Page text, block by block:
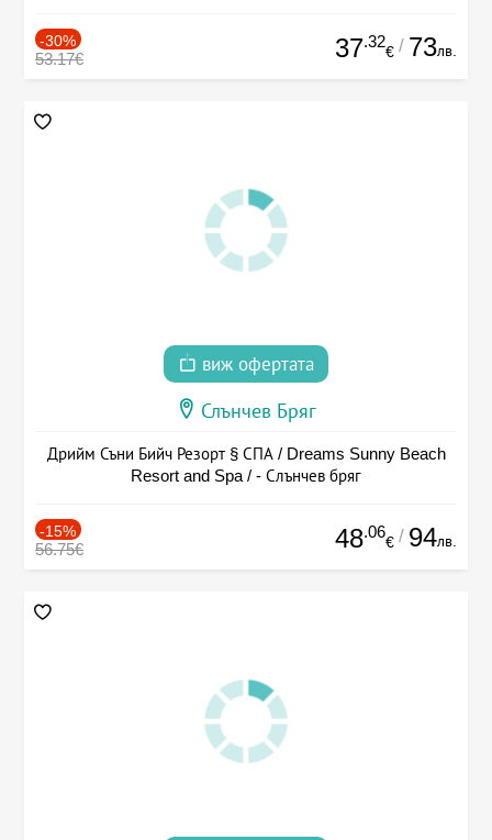
-30%
53.17€ 37.32
€ / 73лв.
виж офертата
Слънчев Бряг
Дрийм Съни Бийч Резорт § СПА / Dreams Sunny Beach
Resort and Spa / - Слънчев бряг
-15%
56.75€ 48.06
€ / 94лв.